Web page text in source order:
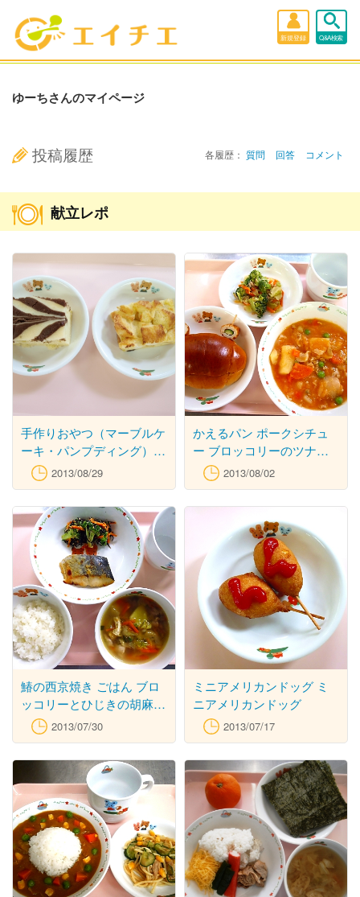
新規登録 Q&A検索
ゆーちさんのマイページ
投稿履歴 各履歴： 質問 回答 コメント
献立レポ
手作りおやつ（マーブルケ
ーキ・パンプディング）
マーブルケーキ・パンプデ
ィング
2013/08/29
かえるパン ポークシチュ
ー ブロッコリーのツナ和
え 牛乳2013/08/02
鰆の西京焼き ごはん ブロ
ッコリーとひじきの胡麻和
え けんちん汁
2013/07/30
ミニアメリカンドッグ ミ
ニアメリカンドッグ
2013/07/17